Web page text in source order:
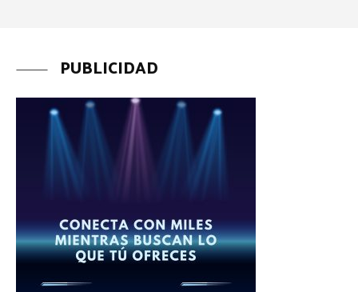
PUBLICIDAD